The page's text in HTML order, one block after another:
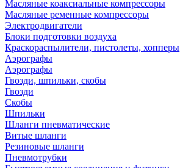
Масляные коаксиальные компрессоры
Масляные ременные компрессоры
Электродвигатели
Блоки подготовки воздуха
Краскораспылители, пистолеты, хопперы
Аэрографы
Аэрографы
Гвозди, шпильки, скобы
Гвозди
Скобы
Шпильки
Шланги пневматические
Витые шланги
Резиновые шланги
Пневмотрубки